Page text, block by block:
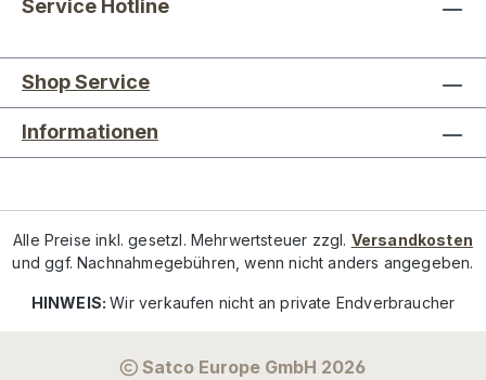
Service Hotline
Shop Service
Informationen
Alle Preise inkl. gesetzl. Mehrwertsteuer zzgl. Versandkosten
und ggf. Nachnahmegebühren, wenn nicht anders angegeben.
HINWEIS:Wir verkaufen nicht an private Endverbraucher
Satco Europe GmbH 2026